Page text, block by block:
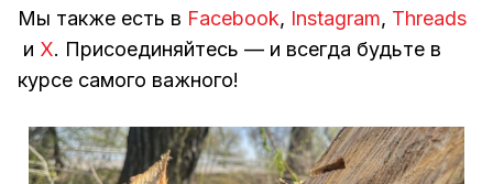
Мы также есть в Facebook, Instagram, Threads
и Х. Присоединяйтесь — и всегда будьте в
курсе самого важного!